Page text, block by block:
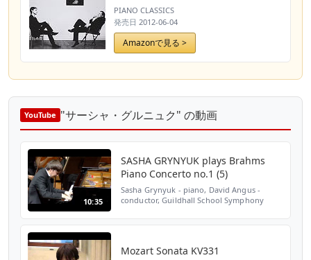
PIANO CLASSICS
発売日 2012-06-04
Amazonで見る >
YouTube "サーシャ・グルニュク" の動画
10:35
SASHA GRYNYUK plays Brahms
Piano Concerto no.1 (5)
Sasha Grynyuk - piano, David Angus -
conductor, Guildhall School Symphony
Mozart Sonata KV331